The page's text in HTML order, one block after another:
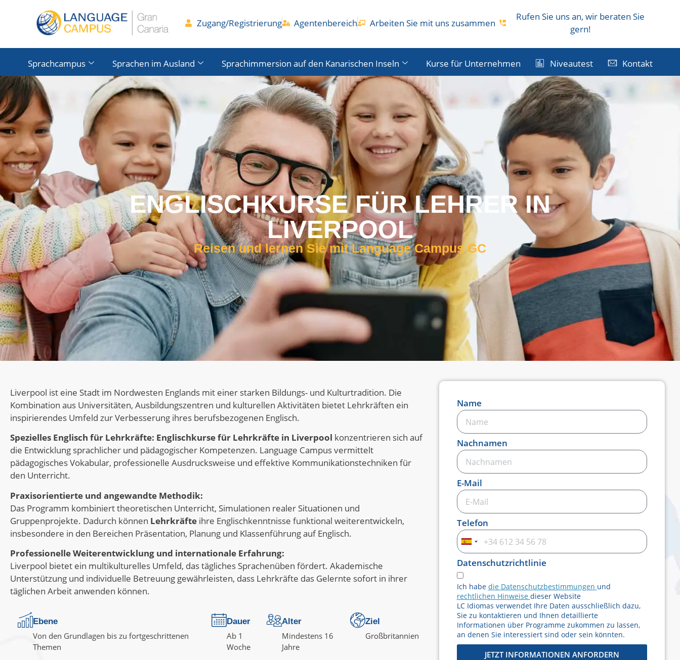
Zugang/Registrierung Agentenbereich Arbeiten Sie mit uns zusammen
Rufen Sie uns an, wir beraten Sie
gern!
Sprachcampus Sprachen im Ausland Sprachimmersion auf den Kanarischen Inseln Kurse für Unternehmen Niveautest Kontakt
ENGLISCHKURSE FÜR LEHRER IN
LIVERPOOL
Reisen und lernen Sie mit Language Campus GC
Liverpool ist eine Stadt im Nordwesten Englands mit einer starken Bildungs- und Kulturtradition. Die
Kombination aus Universitäten, Ausbildungszentren und kulturellen Aktivitäten bietet Lehrkräften ein
inspirierendes Umfeld zur Verbesserung ihres berufsbezogenen Englisch.
Spezielles Englisch für Lehrkräfte: Englischkurse für Lehrkräfte in Liverpool konzentrieren sich auf
die Entwicklung sprachlicher und pädagogischer Kompetenzen. Language Campus vermittelt
pädagogisches Vokabular, professionelle Ausdrucksweise und effektive Kommunikationstechniken für
den Unterricht.
Praxisorientierte und angewandte Methodik:
Das Programm kombiniert theoretischen Unterricht, Simulationen realer Situationen und
Gruppenprojekte. Dadurch können Lehrkräfte ihre Englischkenntnisse funktional weiterentwickeln,
insbesondere in den Bereichen Präsentation, Planung und Klassenführung auf Englisch.
Professionelle Weiterentwicklung und internationale Erfahrung:
Liverpool bietet ein multikulturelles Umfeld, das tägliches Sprachenüben fördert. Akademische
Unterstützung und individuelle Betreuung gewährleisten, dass Lehrkräfte das Gelernte sofort in ihrer
täglichen Arbeit anwenden können.
Ebene
Von den Grundlagen bis zu fortgeschrittenen
Themen
Dauer
Ab 1
Woche
Alter
Mindestens 16
Jahre
Ziel
Großbritannien
Name
Nachnamen
E-Mail
Telefon
Spanien
+34
Datenschutzrichtlinie
Ich habe die Datenschutzbestimmungen und
rechtlichen Hinweise dieser Website
LC Idiomas verwendet Ihre Daten ausschließlich dazu,
Sie zu kontaktieren und Ihnen detaillierte
Informationen über Programme zukommen zu lassen,
an denen Sie interessiert sind oder sein könnten.
JETZT INFORMATIONEN ANFORDERN